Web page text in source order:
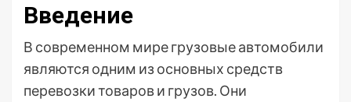
Введение
В современном мире грузовые автомобили
являются одним из основных средств
перевозки товаров и грузов. Они